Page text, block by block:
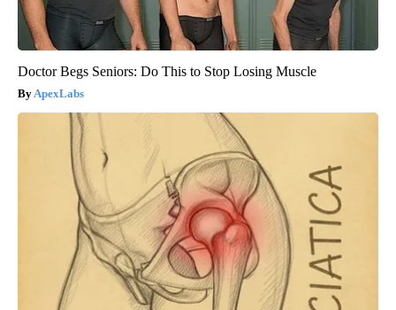
Doctor Begs Seniors: Do This to Stop Losing Muscle
ApexLabs